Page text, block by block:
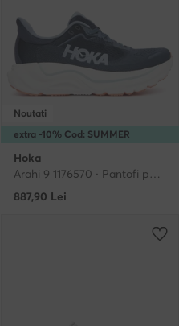
extra -10% Cod: SUMMER
Noutati
Hoka
Arahi 9 1176570 · Pantofi pentru alergare
887,90 Lei